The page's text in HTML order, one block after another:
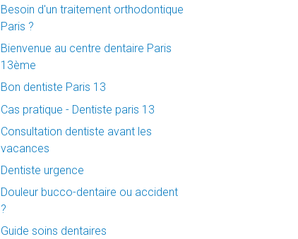
Besoin d'un traitement orthodontique
Paris ?
Bienvenue au centre dentaire Paris
13ème
Bon dentiste Paris 13
Cas pratique - Dentiste paris 13
Consultation dentiste avant les
vacances
Dentiste urgence
Douleur bucco-dentaire ou accident
?
Guide soins dentaires